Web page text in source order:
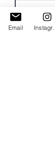
Mensaje
Email